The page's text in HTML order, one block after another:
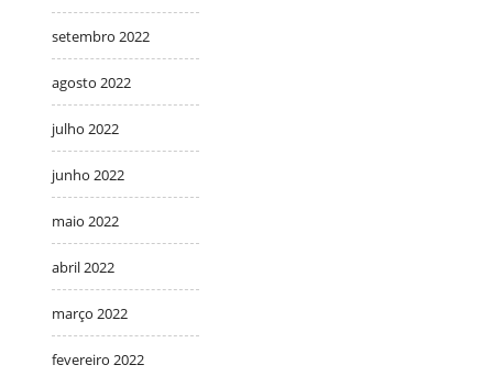
setembro 2022
agosto 2022
julho 2022
junho 2022
maio 2022
abril 2022
março 2022
fevereiro 2022